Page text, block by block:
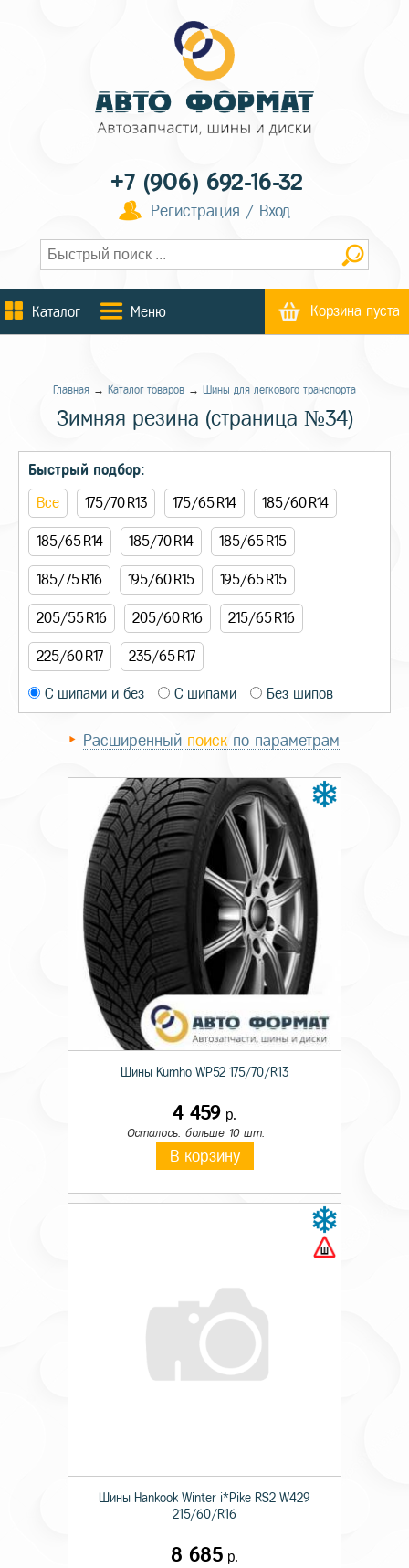
+7 (906) 692-16-32
Регистрация / Вход
Каталог Меню Корзина пуста
Главная → Каталог товаров → Шины для легкового транспорта
Зимняя резина (страница №34)
Быстрый подбор:
Все 175/70 R13 175/65 R14 185/60 R14
185/65 R14 185/70 R14 185/65 R15
185/75 R16 195/60 R15 195/65 R15
205/55 R16 205/60 R16 215/65 R16
225/60 R17 235/65 R17
С шипами и без С шипами Без шипов
Расширенный поиск по параметрам
Шины Kumho WP52 175/70/R13
4 459 р.
Осталось: больше 10 шт.
В корзину
Шины Hankook Winter i*Pike RS2 W429
215/60/R16
8 685 р.